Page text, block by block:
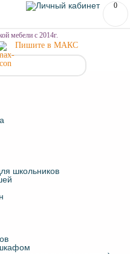
0
мебели с 2014г.
Пишите в МАКС
школьников